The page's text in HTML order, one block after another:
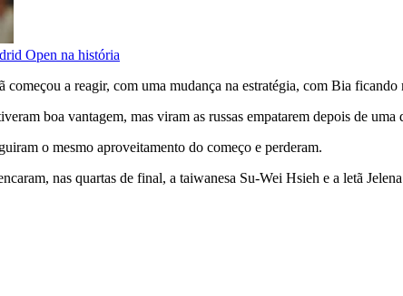
Open na história
começou a reagir, com uma mudança na estratégia, com Bia
boa vantagem, mas viram as russas empatarem depois de uma
o mesmo aproveitamento do começo e perderam.
nas quartas de final, a taiwanesa Su-Wei Hsieh e a letã